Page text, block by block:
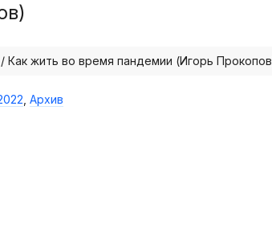
Как жить во время пандемии (Игорь
Архив